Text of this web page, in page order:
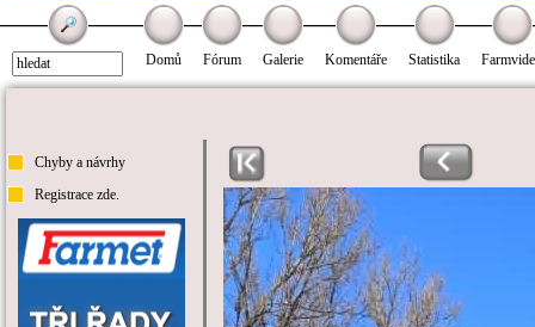
Domů Fórum Galerie Komentáře Statistika
Chyby a návrhy
Registrace zde.